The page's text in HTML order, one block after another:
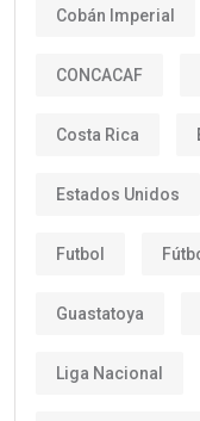
Cobán Imperial
CONCACAF
Costa Rica
Estados Unidos
Futbol
Guastatoya
Liga Nacional